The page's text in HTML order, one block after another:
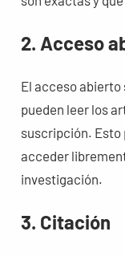
2. Acceso
El acceso
pueden leer los
suscripción. Esto
acceder
investigación.
3. Citación